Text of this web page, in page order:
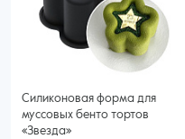
Силиконовая форма для
муссовых бенто тортов
«Звезда»